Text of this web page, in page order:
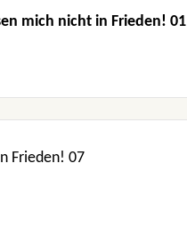
mich nicht in Frieden! 01